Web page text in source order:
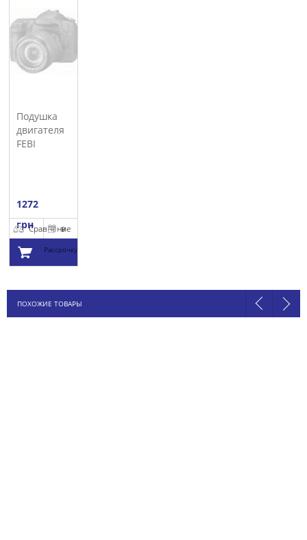
Подушка
двигателя
FEBI
1272
грнСравнение
В
Рассрочку
корзину
ПОХОЖИЕ ТОВАРЫ